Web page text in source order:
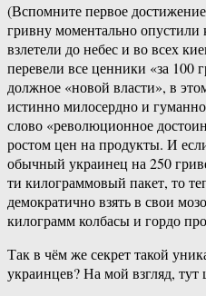
(Вспомните первое
гривну моментально
взлетели до небес и во всех
перевели все ценники «за 100
должное «новой власти», в
истинно милосердно и
слово «революционное
ростом цен на продукты. И
обычный украинец на 250
ти килограммовый пакет, то
демократично взять в свои
килограмм колбасы и гордо
Так в чём же секрет такой
украинцев? На мой взгляд, тут